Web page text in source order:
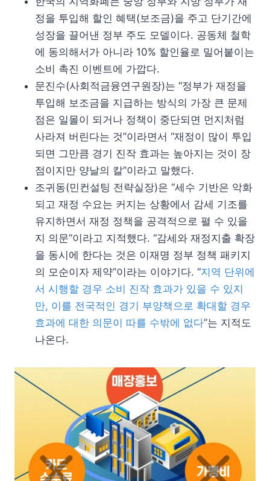
정을 투입해 할인 혜택(보조금)을 주고 단기간에
성장을 끌어낸 정부 주도 모델이다. 공동체 철학
에 동의해서가 아니라 10% 할인율로 밀어붙이는
소비 촉진 이벤트에 가깝다.
문진수(사회적금융연구원장)는 “정부가 재정을
투입해 보조금을 지급하는 방식의 가장 큰 문제
점은 일몰이 되거나 정책이 중단되면 먼지처럼
사라져 버린다는 것”이라면서 “재정이 많이 투입
되면 그만큼 경기 진작 효과는 높아지는 것이 장
점이지만 양날의 칼”이라고 말했다.
조귀동(민컨설팅 전략실장)은 “세수 기반은 악화
되고 재정 수요는 커지는 상황에서 감세 기조를
유지하면서 재정 정책을 공격적으로 펼 수 있을
지 의문”이라고 지적했다. “감세와 재정지출 확장
을 동시에 한다는 것은 이재명 정부 정책 패키지
의 모순이자 제약”이라는 이야기다. “지역 단위에
서 시행할 경우 소비 진작 효과가 있을 수 있지
만, 이를 전국적인 경기 부양책으로 확대할 경우
효과에 대한 의문이 따를 수밖에 없다”는 지적도
나온다.